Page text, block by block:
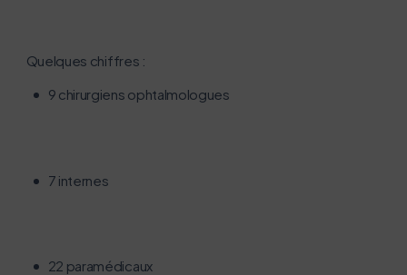
Quelques chiffres :
9 chirurgiens ophtalmologues
7 internes
22 paramédicaux